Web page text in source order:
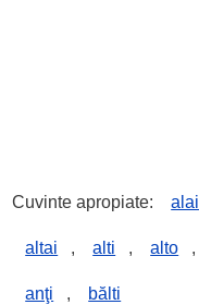
Cuvinte apropiate: alai
altai , alti , alto ,
anţi , bălti